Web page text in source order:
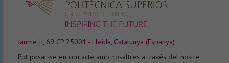
Jaume II, 69 CP 25001 - Lleida, Catalunya (Espanya)
Pot posar-se en contacte amb nosaltres a través del nostre